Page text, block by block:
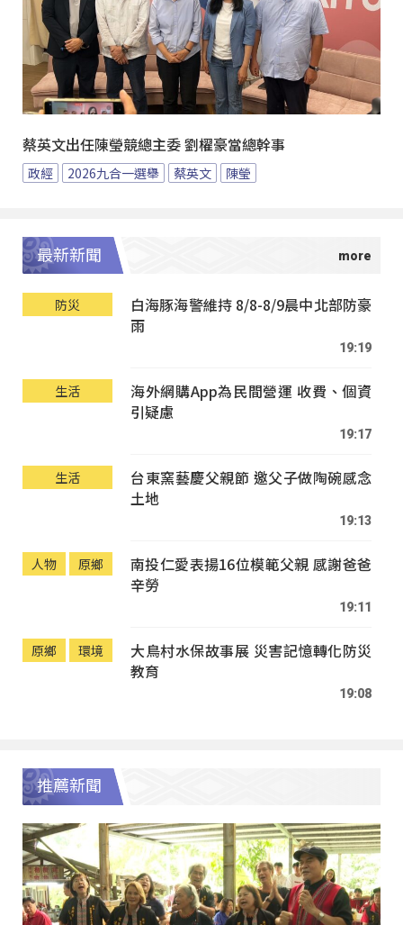
蔡英文出任陳瑩競總主委 劉櫂豪當總幹事
政經 2026九合一選舉 蔡英文 陳瑩
最新新聞
防災
白海豚海警維持 8/8-8/9晨中北部防豪
雨
19:19
生活
海外網購App為民間營運 收費、個資
引疑慮
19:17
生活
台東窯藝慶父親節 邀父子做陶碗感念
土地
19:13
人物 原鄉
南投仁愛表揚16位模範父親 感謝爸爸
辛勞
19:11
原鄉 環境
大鳥村水保故事展 災害記憶轉化防災
教育
19:08
推薦新聞